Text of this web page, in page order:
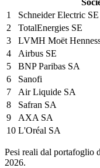
1
Schneider Electric SE
2
TotalEnergies SE
3
LVMH Moët
4
Airbus SE
5
BNP Paribas SA
6
Sanofi
7
Air Liquide SA
8
Safran SA
9
AXA SA
10 L'Oréal SA
Pesi reali dal portafoglio
2026.